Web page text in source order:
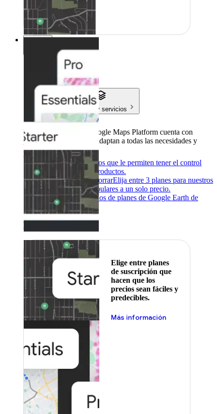
Precios
Productos y servicios
Productos y servicios
Google Maps Platform cuenta con
precios flexibles que se adaptan a todas las necesidades y
presupuestos.
Atrás
Pago por uso
Precios que le permiten tener el control
total de nuestros productos.
Suscríbete para ahorrarElija entre 3 planes para nuestros
productos más populares a un solo precio.
Google EarthPrecios de planes de Google Earth de
distintos niveles.
Destacado
Elige entre planes
de suscripción que
hacen que los
precios sean fáciles y
predecibles.
Más información